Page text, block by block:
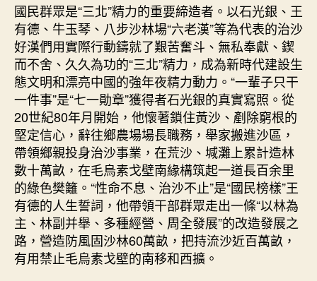
國民群眾是“三北”精力的重要締造者。以石光銀、王
有德、牛玉琴、八步沙林場“六老漢”等為代表的治沙
好漢們用實際行動鑄就了艱苦奮斗、無私奉獻、鍥
而不舍、久久為功的“三北”精力，成為新時代建設生
態文明和漂亮中國的強年夜精力動力。“一輩子只干
一件事”是“七一勛章”獲得者石光銀的真實寫照。從
20世紀80年月開始，他懷著鎖住黃沙、剷除窮根的
堅定信心，辭往鄉農場場長職務，舉家搬進沙區，
帶領鄉親投身治沙事業，在荒沙、堿灘上累計造林
數十萬畝，在毛烏素戈壁南緣構筑起一道長百余里
的綠色樊籬。“性命不息、治沙不止”是“國民榜樣”王
有德的人生誓詞，他帶領干部群眾走出一條“以林為
主、林副并舉、多種經營、周全發展”的改造發展之
路，營造防風固沙林60萬畝，把持流沙近百萬畝，
有用禁止毛烏素戈壁的南移和西擴。